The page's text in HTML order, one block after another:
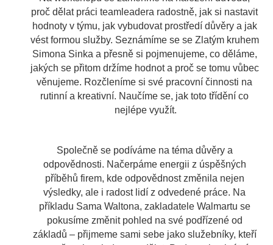
proč dělat práci teamleadera radostně, jak si nastavit
hodnoty v týmu, jak vybudovat prostředí důvěry a jak
vést formou služby. Seznámíme se se Zlatým kruhem
Simona Sinka a přesně si pojmenujeme, co děláme,
jakých se přitom držíme hodnot a proč se tomu vůbec
věnujeme. Rozčleníme si své pracovní činnosti na
rutinní a kreativní. Naučíme se, jak toto třídění co
nejlépe využít.
Společně se podíváme na téma důvěry a
odpovědnosti. Načerpáme energii z úspěšných
příběhů firem, kde odpovědnost změnila nejen
výsledky, ale i radost lidí z odvedené práce. Na
příkladu Sama Waltona, zakladatele Walmartu se
pokusíme změnit pohled na své podřízené od
základů – přijmeme sami sebe jako služebníky, kteří